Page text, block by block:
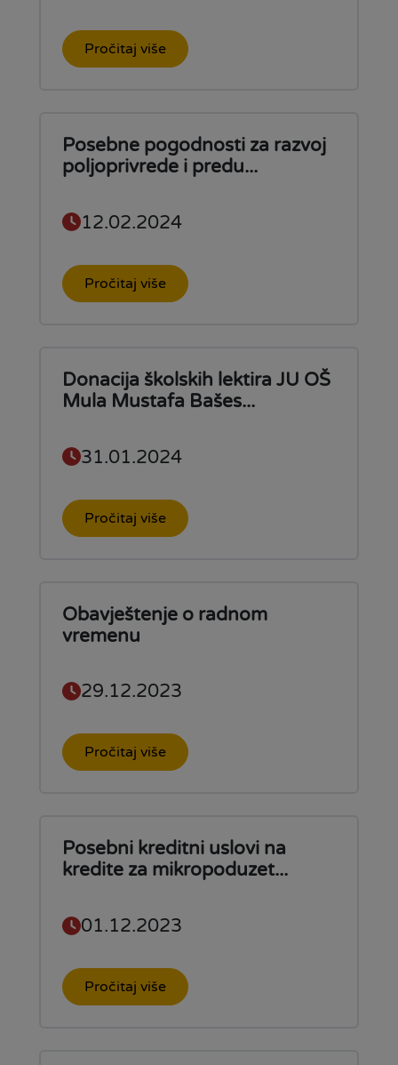
Pročitaj više
Posebne pogodnosti za razvoj
poljoprivrede i predu...
12.02.2024
Pročitaj više
Donacija školskih lektira JU OŠ
Mula Mustafa Bašes...
31.01.2024
Pročitaj više
Obavještenje o radnom
vremenu
29.12.2023
Pročitaj više
Posebni kreditni uslovi na
kredite za mikropoduzet...
01.12.2023
Pročitaj više